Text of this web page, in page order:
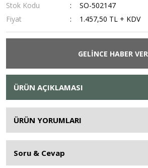
Stok Kodu
SO-502147
Fiyat
1.457,50 TL + KDV
GELİNCE HABER VER
ÜRÜN AÇIKLAMASI
ÜRÜN YORUMLARI
Soru & Cevap